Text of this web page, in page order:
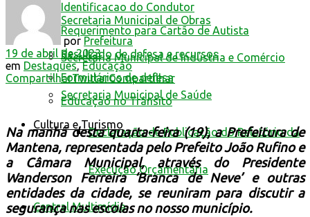
Identificacao do Condutor
Requerimento para Cartão de Autista
Resultado de defesa e recursos
Formulários de defesa
Educação no Trânsito
Cultura e Turismo
Secretaria Municipal de Obras
Secretaria Municipal de Indústria e Comércio
Secretaria Municipal de Saúde
Declaração de Publicação do Relatório da
Execução Orçamentária
Central Multimídia
por Prefeitura
19 de abril de 2023
em Destaques,Educação
CompartilharTwittarCompartilhar
Na manhã desta quarta-feira (19), a Prefeitura de
Mantena, representada pelo Prefeito João Rufino e
a Câmara Municipal, através do Presidente
Wanderson Ferreira ‘Branca de Neve’ e outras
entidades da cidade, se reuniram para discutir a
segurança nas escolas no nosso município.